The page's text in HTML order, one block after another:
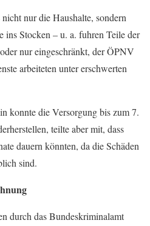
nur die Haushalte, sondern
ins Stocken – u. a. fuhren Teile der
nur eingeschränkt, der ÖPNV
arbeiteten unter erschwerten
konnte die Versorgung bis zum 7.
teilte aber mit, dass
dauern könnten, da die Schäden
sind.
durch das Bundeskriminalamt